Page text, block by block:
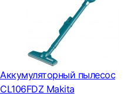
Аккумуляторный пылесос
CL106FDZ Makita